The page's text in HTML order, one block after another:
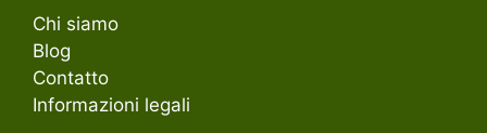
Chi siamo
Blog
Contatto
Informazioni legali